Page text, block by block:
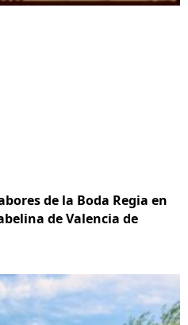
de la Boda Regia en
de Valencia de